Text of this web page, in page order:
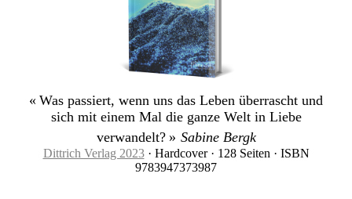
« Was passiert, wenn uns das Leben überrascht und
sich mit einem Mal die ganze Welt in Liebe
verwandelt? » Sabine Bergk
Dittrich Verlag 2023· Hardcover · 128 Seiten · ISBN
9783947373987